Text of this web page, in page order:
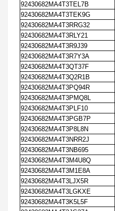
92430682MA4T3TEL7B
92430682MA4T3TEK9G
92430682MA4T3RRG32
92430682MA4T3RLY21
92430682MA4T3R9J39
92430682MA4T3R7Y3A
92430682MA4T3QT37F
92430682MA4T3Q2R1B
92430682MA4T3PQ94R
92430682MA4T3PMQ8L
92430682MA4T3PLF10
92430682MA4T3PGB7P
92430682MA4T3P8L8N
92430682MA4T3NRR2J
92430682MA4T3NB695
92430682MA4T3M4U8Q
92430682MA4T3M1E8A
92430682MA4T3LJX5R
92430682MA4T3LGKXE
92430682MA4T3K5L5F